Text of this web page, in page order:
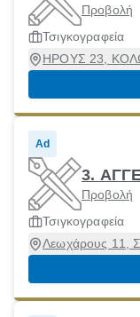
Προβολή
Τσιγκογραφεία
ΗΡΟΥΣ 23,
Ad
3.
Προβολή
Τσιγκογραφεία
Λεωχάρους 11,